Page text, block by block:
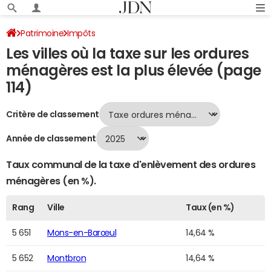
Patrimoine Impôts
Villes où la taxe sur les ordures ménagères est la plus élevée
Page 114
Les villes où la taxe sur les ordures
ménagères est la plus élevée (page
114)
Critère de classement
Année de classement
Taux communal de la taxe d'enlèvement des ordures
ménagères (en %).
Rang Ville Taux (en %)
5 651 Mons-en-Barœul 14,64 %
5 652 Montbron 14,64 %